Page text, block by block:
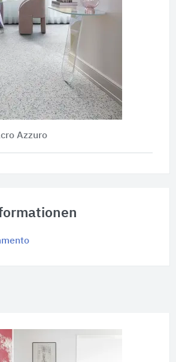
Azzuro